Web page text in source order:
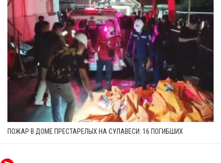
ПОЖАР В ДОМЕ ПРЕСТАРЕЛЫХ НА СУЛАВЕСИ: 16 ПОГИБШИХ